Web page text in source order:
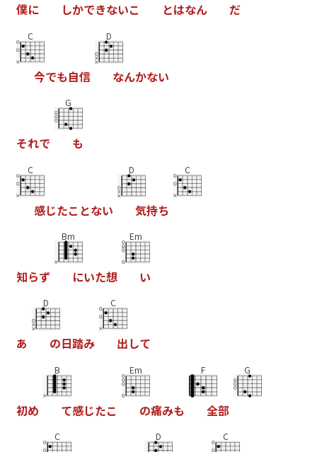
僕に しかできないこ とはなん だ
C
今でも自信
D
なんかない
それで
G
も
C
感じたこ とない
D
気持ち
C
知らず
Bm
にいた想
Em
い
あ
D
の日踏み
C
出して
初め
B
て感じたこ
Em
の痛みも
F
全部
G
C D C